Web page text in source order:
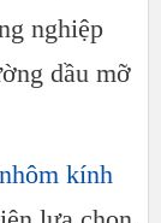
nghiệp
dầu mỡ
kính